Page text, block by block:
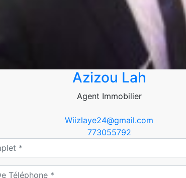
Azizou Lah
Agent Immobilier
Wiizlaye24@gmail.com
773055792